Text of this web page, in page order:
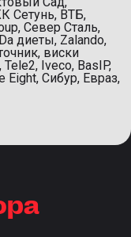
Сетунь, ВТБ,
Север Сталь,
диеты, Zalando,
виски
Iveco, BasIP,
Eight, Сибур, Евраз,